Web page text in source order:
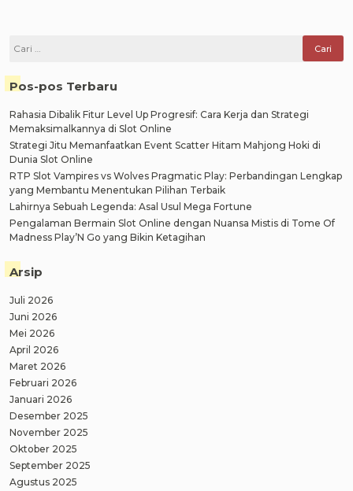
Cari
Pos-pos Terbaru
Rahasia Dibalik Fitur Level Up Progresif: Cara Kerja dan Strategi
Memaksimalkannya di Slot Online
Strategi Jitu Memanfaatkan Event Scatter Hitam Mahjong Hoki di
Dunia Slot Online
RTP Slot Vampires vs Wolves Pragmatic Play: Perbandingan Lengkap
yang Membantu Menentukan Pilihan Terbaik
Lahirnya Sebuah Legenda: Asal Usul Mega Fortune
Pengalaman Bermain Slot Online dengan Nuansa Mistis di Tome Of
Madness Play’N Go yang Bikin Ketagihan
Arsip
Juli 2026
Juni 2026
Mei 2026
April 2026
Maret 2026
Februari 2026
Januari 2026
Desember 2025
November 2025
Oktober 2025
September 2025
Agustus 2025